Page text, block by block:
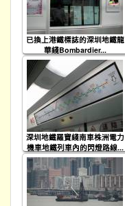
已換上港鐵標誌的深圳地鐵龍
華綫Bombardier...
深圳地鐵羅寶綫南車株洲電力
機車地鐵列車內的閃燈路線...